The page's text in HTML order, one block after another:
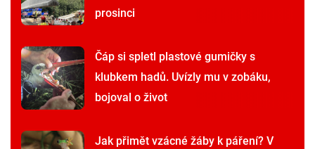
prosinci
Čáp si spletl plastové gumičky s
klubkem hadů. Uvízly mu v zobáku,
bojoval o život
Jak přimět vzácné žáby k páření? V